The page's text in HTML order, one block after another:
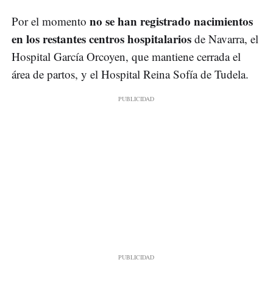
Por el momento no se han registrado nacimientos
en los restantes centros hospitalarios de Navarra, el
Hospital García Orcoyen, que mantiene cerrada el
área de partos, y el Hospital Reina Sofía de Tudela.